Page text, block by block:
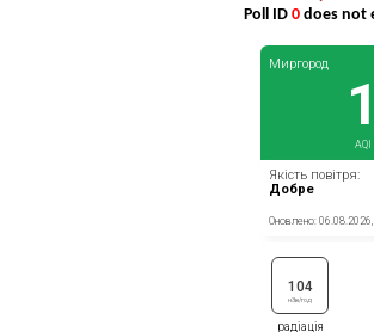
Poll ID 0 does not